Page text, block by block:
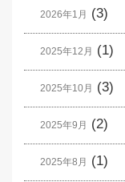
2026年1月 (3)
2025年12月 (1)
2025年10月 (3)
2025年9月 (2)
2025年8月 (1)